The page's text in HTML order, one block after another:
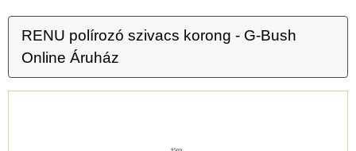
RENU polírozó szivacs korong - G-Bush
Online Áruház